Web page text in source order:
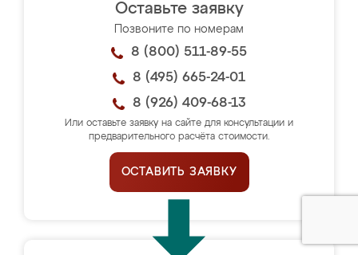
Оставьте заявку
Позвоните по номерам
8 (800) 511-89-55
8 (495) 665-24-01
8 (926) 409-68-13
Или оставьте заявку на сайте для консультации и
предварительного расчёта стоимости.
ОСТАВИТЬ ЗАЯВКУ